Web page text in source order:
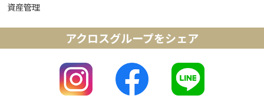
資産管理
アクロスグループをシェア